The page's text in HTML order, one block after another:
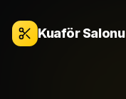
Kuaför Salonu